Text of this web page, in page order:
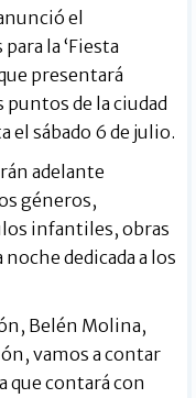
el
la ‘Fiesta
presentará
de la ciudad
el sábado 6 de julio.
adelante
géneros,
infantiles, obras
dedicada a los
Belén Molina,
vamos a contar
que contará con